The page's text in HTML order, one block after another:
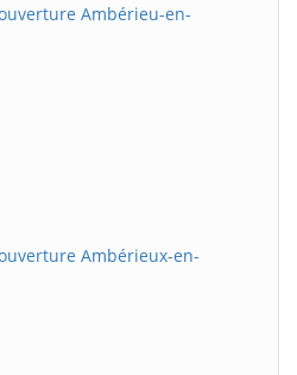
Ambérieu-en-
Ambérieux-en-